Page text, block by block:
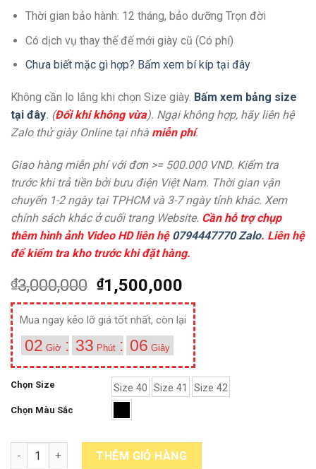
Thời gian bảo hành: 12 tháng, bảo dưỡng Trọn đời
Có dịch vụ thay thế đế mới giày cũ (Có phí)
Chưa biết mặc gì hợp? Bấm xem bí kíp tại đây
Không cần lo lắng khi chọn Size giày. Bấm xem bảng size
tại đây. (Đổi khi không vừa). Ngại không hợp, hãy liên hệ
Zalo thử giày Online tại nhà miễn phí.
Giao hàng miễn phí với đơn >= 500.000 VND. Kiểm tra
trước khi trả tiền bởi bưu điện Việt Nam. Thời gian vận
chuyển 1-2 ngày tại TPHCM và 3-7 ngày tỉnh khác. Xem
chính sách khác ở cuối trang Website. Cần hỗ trợ chụp
thêm hình ảnh Video HD liên hệ 0794447770 Zalo. Liên hệ
để kiểm tra kho trước khi đặt hàng.
₫3,000,000 ₫1,500,000
Mua ngay kẻo lỡ giá tốt nhất, còn lại
02 Giờ : 33 Phút : 05 Giây
Chọn Size Size 40 Size 41 Size 42
Chọn Màu Sắc
[Size 40+41+42] Giày da nam thời trang đế khâu chỉ Oxford
THÊM GIỎ HÀNG